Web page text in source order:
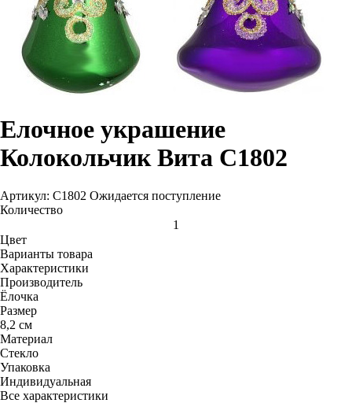
Елочное украшение
Колокольчик Вита С1802
Артикул: С1802 Ожидается поступление
Количество
Цвет
Варианты товара
Характеристики
Производитель
Ёлочка
Размер
8,2 см
Материал
Стекло
Упаковка
Индивидуальная
Все характеристики